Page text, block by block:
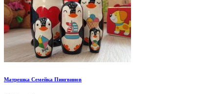
Матрешка Семейка Пингвинов